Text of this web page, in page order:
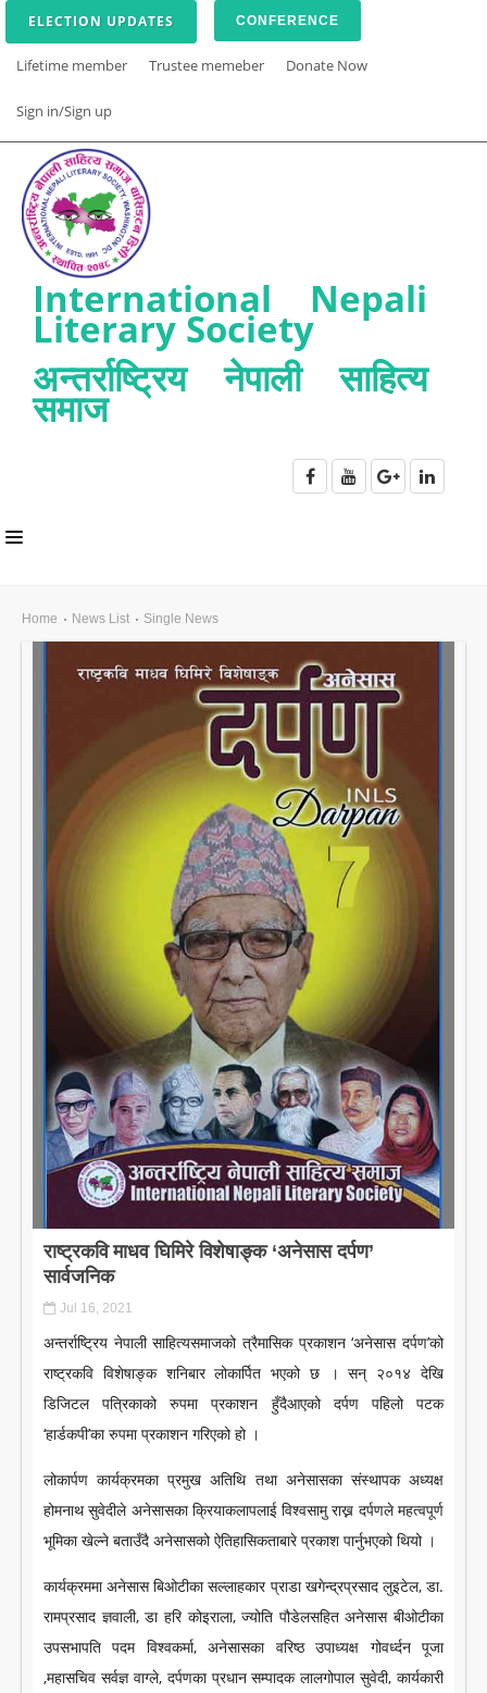
ELECTION UPDATES CONFERENCE
Lifetime member Trustee memeber Donate Now
Sign in/Sign up
International Nepali
Literary Society
अन्तर्राष्ट्रिय नेपाली साहित्य
समाज
NEWS
GALLERY
LITERATURE
Home News List Single News
राष्ट्रकवि माधव घिमिरे विशेषाङ्क ‘अनेसास दर्पण’
सार्वजनिक
Jul 16, 2021
अन्तर्राष्ट्रिय नेपाली साहित्यसमाजको त्रैमासिक प्रकाशन ‘अनेसास दर्पण’को
राष्ट्रकवि विशेषाङ्क शनिबार लोकार्पित भएको छ । सन् २०१४ देखि
डिजिटल पत्रिकाको रुपमा प्रकाशन हुँदैआएको दर्पण पहिलो पटक
‘हार्डकपी’का रुपमा प्रकाशन गरिएको हो ।
लोकार्पण कार्यक्रमका प्रमुख अतिथि तथा अनेसासका संस्थापक अध्यक्ष
होमनाथ सुवेदीले अनेसासका क्रियाकलापलाई विश्वसामु राख्न दर्पणले महत्वपूर्ण
भूमिका खेल्ने बताउँदै अनेसासको ऐतिहासिकताबारे प्रकाश पार्नुभएको थियो ।
कार्यक्रममा अनेसास बिओटीका सल्लाहकार प्राडा खगेन्द्रप्रसाद लुइटेल, डा.
रामप्रसाद ज्ञवाली, डा हरि कोइराला, ज्योति पौडेलसहित अनेसास बीओटीका
उपसभापति पदम विश्वकर्मा, अनेसासका वरिष्ठ उपाध्यक्ष गोवर्ध्दन पूजा
,महासचिव सर्वज्ञ वाग्ले, दर्पणका प्रधान सम्पादक लालगोपाल सुवेदी, कार्यकारी